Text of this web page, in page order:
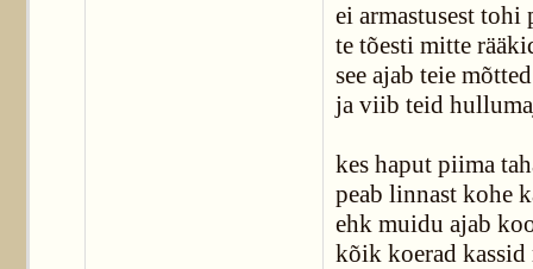
ei armastusest tohi
te tõesti mitte
see ajab teie
ja viib teid
kes haput piima
peab linnast kohe
ehk muidu ajab
kõik koerad